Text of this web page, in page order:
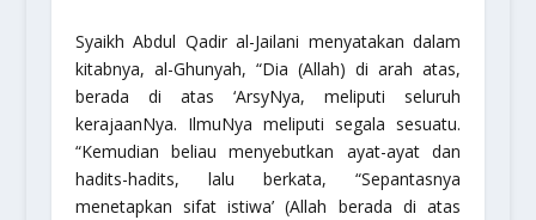
Syaikh Abdul Qadir al-Jailani menyatakan dalam
kitabnya, al-Ghunyah, “Dia (Allah) di arah atas,
berada di atas ‘ArsyNya, meliputi seluruh
kerajaanNya. IlmuNya meliputi segala sesuatu.
“Kemudian beliau menyebutkan ayat-ayat dan
hadits-hadits, lalu berkata, “Sepantasnya
menetapkan sifat istiwa’ (Allah berada di atas